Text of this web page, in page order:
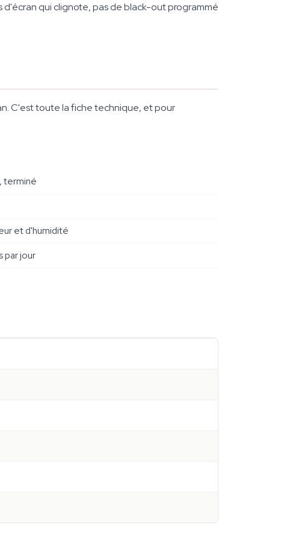
qui clignote, pas de black-out programmé
C'est toute la fiche technique, et pour
terminé
et d'humidité
par jour